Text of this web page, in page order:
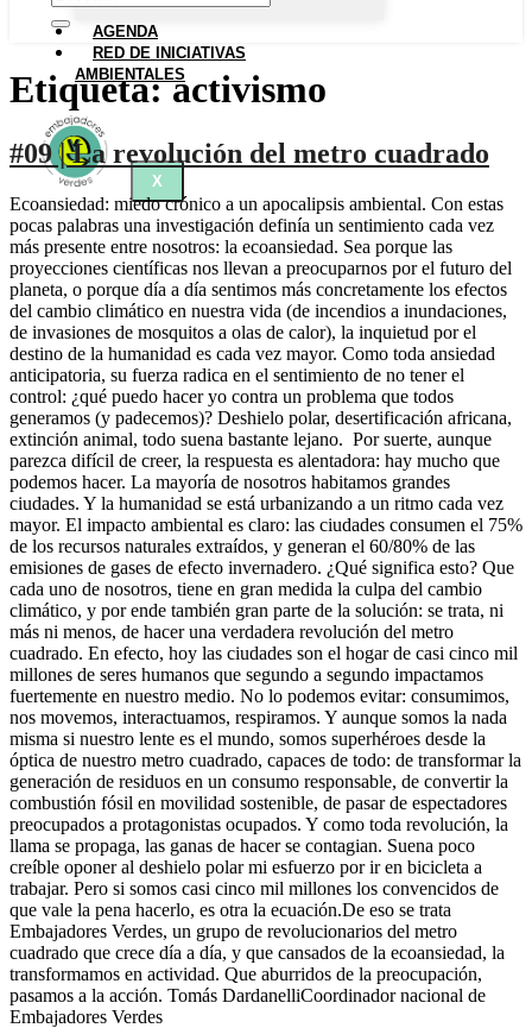
AGENDA
RED DE INICIATIVAS
AMBIENTALES
X
Etiqueta:activismo
#09 | La revolución del metro cuadrado
Ecoansiedad: miedo crónico a un apocalipsis ambiental. Con estas
pocas palabras una investigación definía un sentimiento cada vez
más presente entre nosotros: la ecoansiedad. Sea porque las
proyecciones científicas nos llevan a preocuparnos por el futuro del
planeta, o porque día a día sentimos más concretamente los efectos
del cambio climático en nuestra vida (de incendios a inundaciones,
de invasiones de mosquitos a olas de calor), la inquietud por el
destino de la humanidad es cada vez mayor. Como toda ansiedad
anticipatoria, su fuerza radica en el sentimiento de no tener el
control: ¿qué puedo hacer yo contra un problema que todos
generamos (y padecemos)? Deshielo polar, desertificación africana,
extinción animal, todo suena bastante lejano. Por suerte, aunque
parezca difícil de creer, la respuesta es alentadora: hay mucho que
podemos hacer. La mayoría de nosotros habitamos grandes
ciudades. Y la humanidad se está urbanizando a un ritmo cada vez
mayor. El impacto ambiental es claro: las ciudades consumen el 75%
de los recursos naturales extraídos, y generan el 60/80% de las
emisiones de gases de efecto invernadero. ¿Qué significa esto? Que
cada uno de nosotros, tiene en gran medida la culpa del cambio
climático, y por ende también gran parte de la solución: se trata, ni
más ni menos, de hacer una verdadera revolución del metro
cuadrado. En efecto, hoy las ciudades son el hogar de casi cinco mil
millones de seres humanos que segundo a segundo impactamos
fuertemente en nuestro medio. No lo podemos evitar: consumimos,
nos movemos, interactuamos, respiramos. Y aunque somos la nada
misma si nuestro lente es el mundo, somos superhéroes desde la
óptica de nuestro metro cuadrado, capaces de todo: de transformar la
generación de residuos en un consumo responsable, de convertir la
combustión fósil en movilidad sostenible, de pasar de espectadores
preocupados a protagonistas ocupados. Y como toda revolución, la
llama se propaga, las ganas de hacer se contagian. Suena poco
creíble oponer al deshielo polar mi esfuerzo por ir en bicicleta a
trabajar. Pero si somos casi cinco mil millones los convencidos de
que vale la pena hacerlo, es otra la ecuación.De eso se trata
Embajadores Verdes, un grupo de revolucionarios del metro
cuadrado que crece día a día, y que cansados de la ecoansiedad, la
transformamos en actividad. Que aburridos de la preocupación,
pasamos a la acción. Tomás DardanelliCoordinador nacional de
Embajadores Verdes